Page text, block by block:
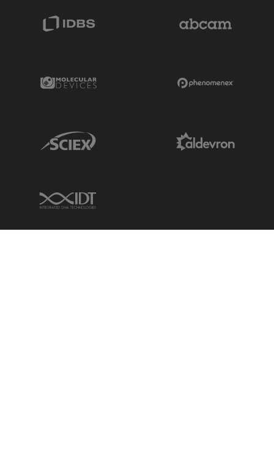
Molecular Devices Link
Sciex Link
IDT Link